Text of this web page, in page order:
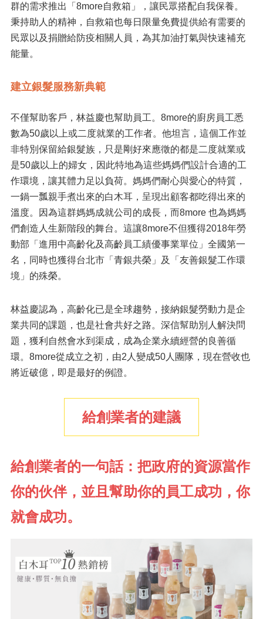
群的需求推出「8more自救箱」，讓民眾搭配自我保養。
秉持助人的精神，自救箱也每日限量免費提供給有需要的
民眾以及捐贈給防疫相關人員，為其加油打氣與快速補充
能量。
建立銀髮服務新典範
不僅幫助客戶，林益慶也幫助員工。8more的廚房員工悉
數為50歲以上或二度就業的工作者。他坦言，這個工作並
非特別保留給銀髮族，只是剛好來應徵的都是二度就業或
是50歲以上的婦女，因此特地為這些媽媽們設計合適的工
作環境，讓其體力足以負荷。媽媽們耐心與愛心的特質，
一鍋一瓢親手煮出來的白木耳，呈現出顧客都吃得出來的
溫度。因為這群媽媽成就公司的成長，而8more 也為媽媽
們創造人生新階段的舞台。這讓8more不但獲得2018年勞
動部「進用中高齡化及高齡員工績優事業單位」全國第一
名，同時也獲得台北市「青銀共榮」及「友善銀髮工作環
境」的殊榮。
林益慶認為，高齡化已是全球趨勢，接納銀髮勞動力是企
業共同的課題，也是社會共好之路。深信幫助別人解決問
題，獲利自然會水到渠成，成為企業永續經營的良善循
環。8more從成立之初，由2人變成50人團隊，現在營收也
將近破億，即是最好的例證。
給創業者的建議
給創業者的一句話：把政府的資源當作
你的伙伴，並且幫助你的員工成功，你
就會成功。